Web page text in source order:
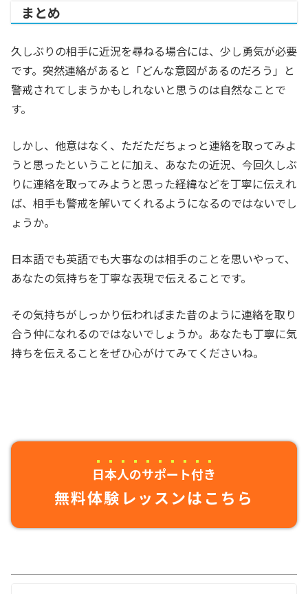
まとめ
久しぶりの相手に近況を尋ねる場合には、少し勇気が必要
です。突然連絡があると「どんな意図があるのだろう」と
警戒されてしまうかもしれないと思うのは自然なことで
す。
しかし、他意はなく、ただただちょっと連絡を取ってみよ
うと思ったということに加え、あなたの近況、今回久しぶ
りに連絡を取ってみようと思った経緯などを丁寧に伝えれ
ば、相手も警戒を解いてくれるようになるのではないでし
ょうか。
日本語でも英語でも大事なのは相手のことを思いやって、
あなたの気持ちを丁寧な表現で伝えることです。
その気持ちがしっかり伝わればまた昔のように連絡を取り
合う仲になれるのではないでしょうか。あなたも丁寧に気
持ちを伝えることをぜひ心がけてみてくださいね。
日本人のサポート付き
無料体験レッスンはこちら